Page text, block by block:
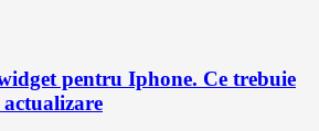
pentru Iphone. Ce trebuie
actualizare